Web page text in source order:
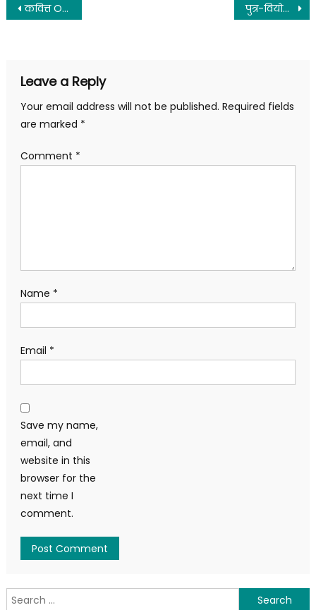
कवित्त Objective Questions पुत्र-वियोग Objective Questions
Leave a Reply
Your email address will not be published. Required fields
are marked *
Comment *
Name *
Email *
Save my name,
email, and
website in this
browser for the
next time I
comment.